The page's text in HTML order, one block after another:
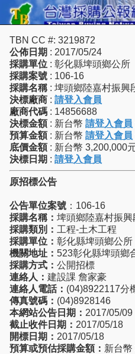
TBN CC #: 3219872
公佈日期 : 2017/05/24
採購單位 : 彰化縣埤頭鄉公所
採購案號 : 106-16
採購名稱 : 埤頭鄉陸嘉村振興
決標廠商 : 請登入會員
廠商代碼 : 14856688
決標金額 : 新台幣 請登入會員
預算金額 : 新台幣 請登入會員
底價金額 : 新台幣 3,200,000
決標日期 : 請登入會員
原招標公告
公告單位案號 ：106-16
採購名稱： 埤頭鄉陸嘉村振
採購類別： 工程-土木工程
採購單位： 彰化縣埤頭鄉公所
機關地址： 523彰化縣埤頭鄉
採購方式： 公開招標
連絡人： 建設課 詹家豪
連絡人電話： (04)8922117分
傳真號碼： (04)8928146
本網站公告日期： 2017/05/09
截止收件日期： 2017/05/18
開標日期： 2017/05/18
預算或預估採購金額： 新台幣